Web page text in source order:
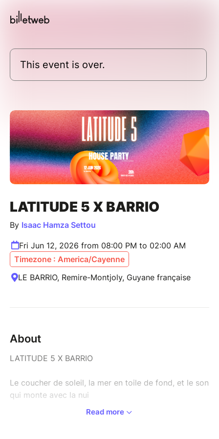
This event is over.
LATITUDE 5 X BARRIO
By Isaac Hamza Settou
Fri Jun 12, 2026 from 08:00 PM to 02:00 AM
Timezone : America/Cayenne
LE BARRIO, Remire-Montjoly, Guyane française
About
LATITUDE 5 X BARRIO
Le coucher de soleil, la mer en toile de fond, et le son
qui monte avec la nui
Read more